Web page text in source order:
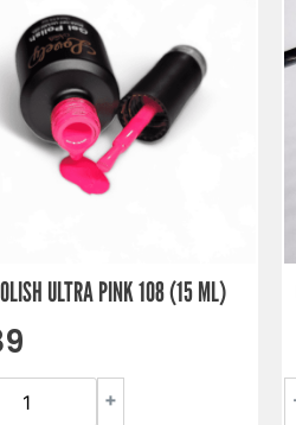
ULTRA PINK 108 (15 ML)
+